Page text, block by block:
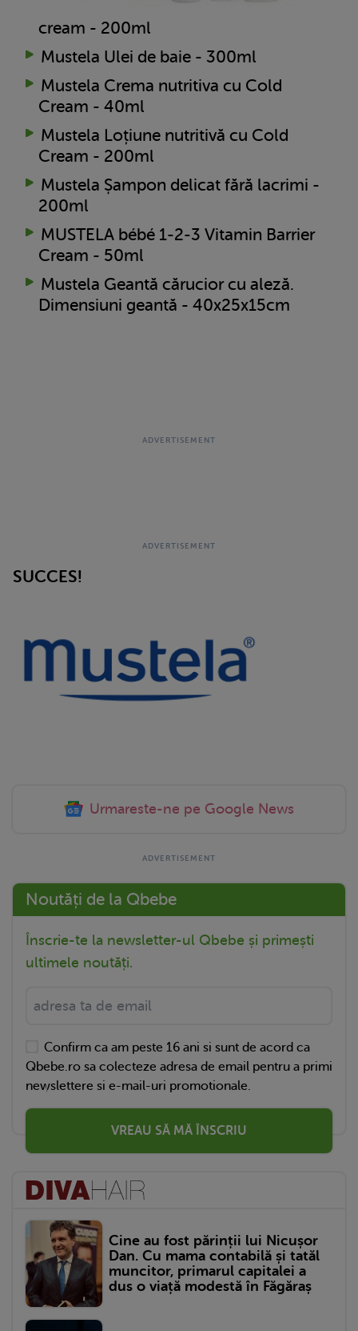
cream - 200ml
Mustela Ulei de baie - 300ml
Mustela Crema nutritiva cu Cold
Cream - 40ml
Mustela Loțiune nutritivă cu Cold
Cream - 200ml
Mustela Șampon delicat fără lacrimi -
200ml
MUSTELA bébé 1-2-3 Vitamin Barrier
Cream - 50ml
Mustela Geantă cărucior cu aleză.
Dimensiuni geantă - 40x25x15cm
SUCCES!
Urmareste-ne pe Google News
Noutăți de la Qbebe
Înscrie-te la newsletter-ul Qbebe și primești
ultimele noutăți.
Confirm ca am peste 16 ani si sunt de acord ca
Qbebe.ro sa colecteze adresa de email pentru a primi
newslettere si e-mail-uri promotionale.
VREAU SĂ MĂ ÎNSCRIU
Cine au fost părinții lui Nicușor
Dan. Cu mama contabilă și tatăl
muncitor, primarul capitalei a
dus o viață modestă în Făgăraș